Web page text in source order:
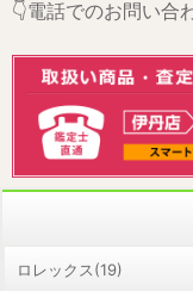
👇電話でのお問い合
ロレックス(19)